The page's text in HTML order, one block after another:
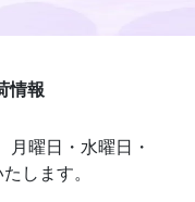
情報
曜日・水曜日・
します。